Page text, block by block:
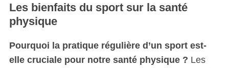
Les bienfaits du sport sur la santé
physique
Pourquoi la pratique régulière d’un sport est-
elle cruciale pour notre santé physique ? Les